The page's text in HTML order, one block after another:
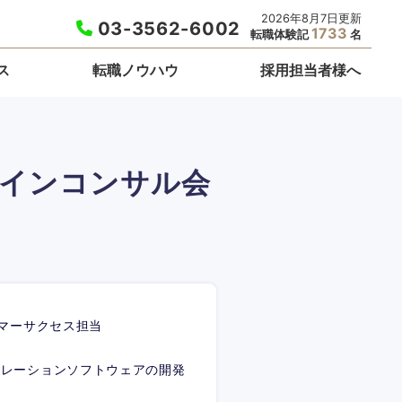
2026年8月7日更新
転職体験記1733 名
03-3562-6002
転職ノウハウ 採用担当者様へ
ンコンサル会
ーサクセス担当
ーションソフトウェアの開発